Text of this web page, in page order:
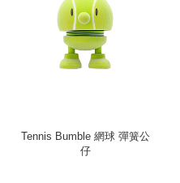
Tennis Bumble 網球 彈簧公
仔